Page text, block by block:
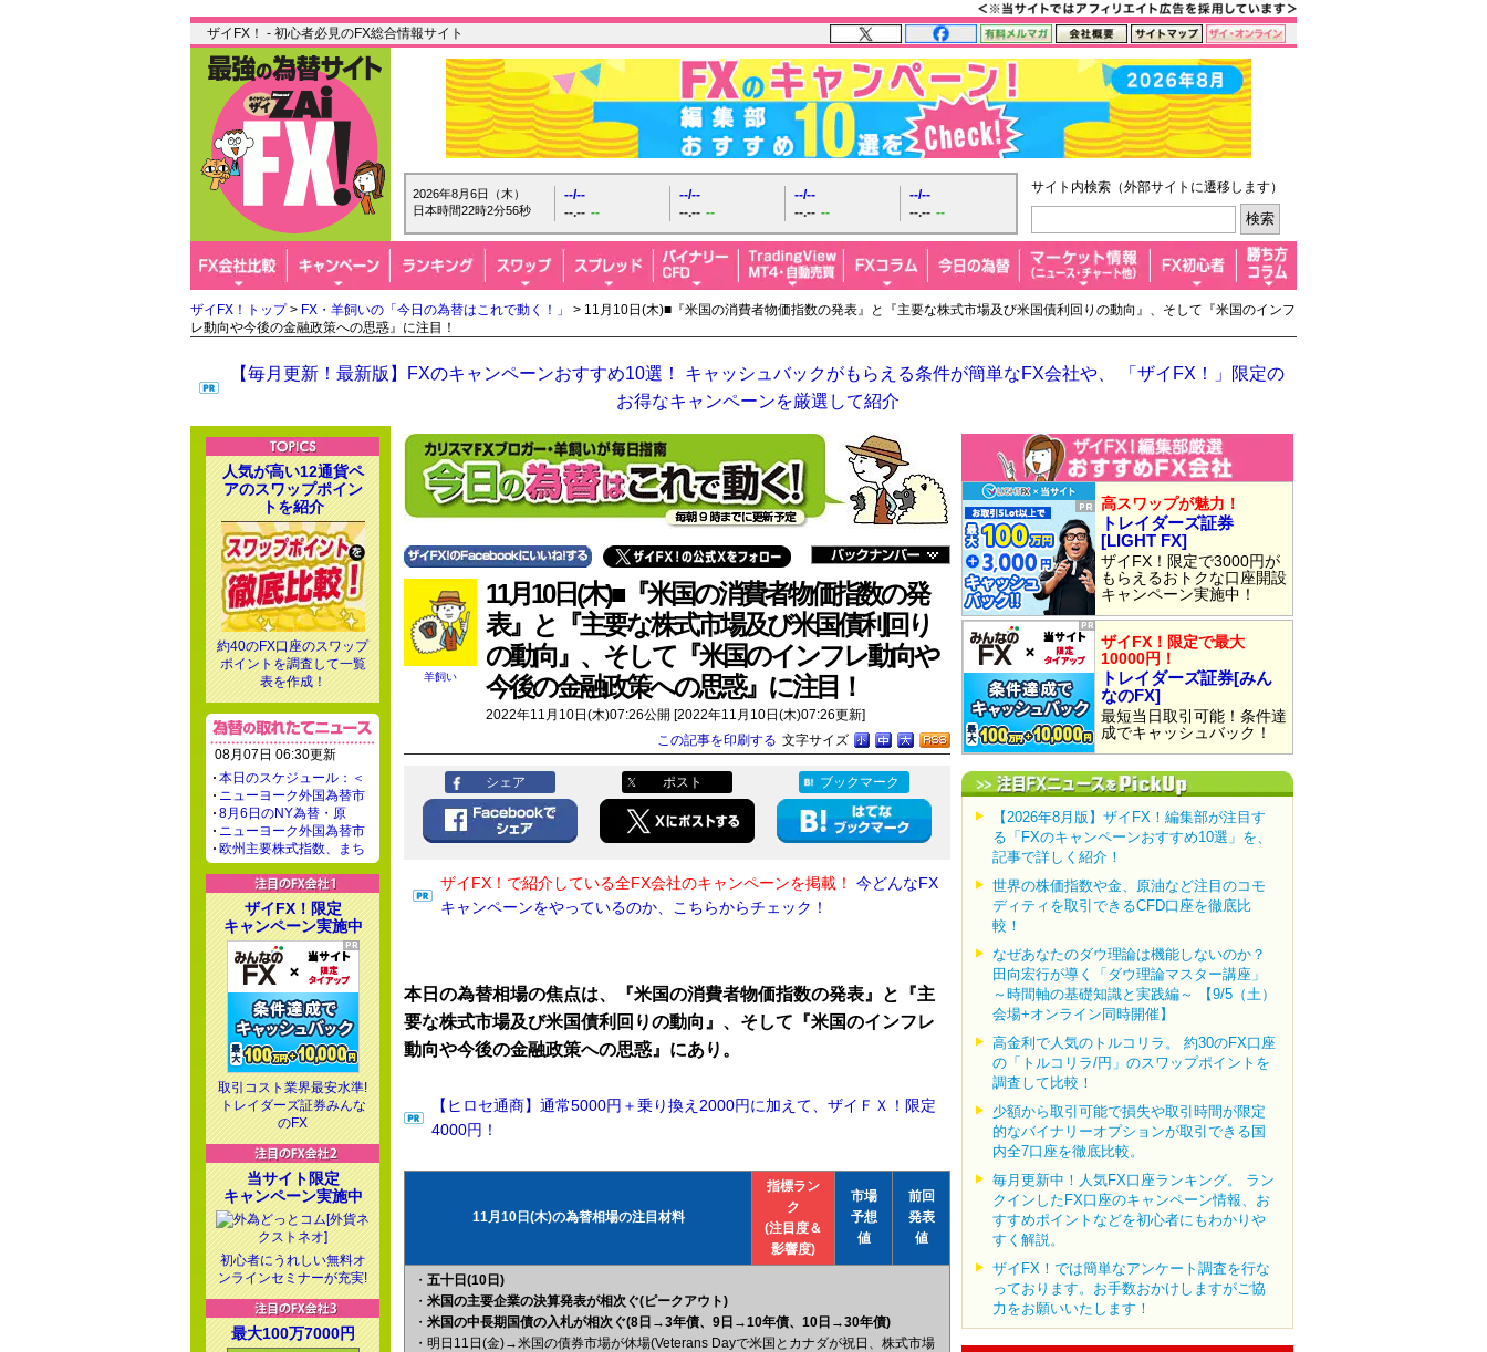
ザイFX！ - 初心者必見のFX総合情報サイト
2026年8月6日（木）
日本時間22時2分57秒
--/--
--.-- --
--/--
--.-- --
--/--
--.-- --
--/--
--.-- --
サイト内検索（外部サイトに遷移します）
ザイFX！トップ> FX・羊飼いの「今日の為替はこれで動く！」
> 11月10日(木)■『米国の消費者物価指数の発表』と『主要な株式市場及び米国債利回りの動向』、そして『米国のインフ
レ動向や今後の金融政策への思惑』に注目！
【毎月更新！最新版】FXのキャンペーンおすすめ10選！ キャッシュバックがもらえる条件が簡単なFX会社や、 「ザイFX！」限定の
お得なキャンペーンを厳選して紹介
羊飼い
11月10日(木)■『米国の消費者物価指数の発
表』と『主要な株式市場及び米国債利回り
の動向』、そして『米国のインフレ動向や
今後の金融政策への思惑』に注目！
2022年11月10日(木)07:26公開 [2022年11月10日(木)07:26更新]
文字サイズ
この記事を印刷する
シェア ポスト ブックマーク
ザイFX！で紹介している全FX会社のキャンペーンを掲載！
今どんなFX
キャンペーンをやっているのか、こちらからチェック！
本日の為替相場の焦点は、『米国の消費者物価指数の発表』と『主
要な株式市場及び米国債利回りの動向』、そして『米国のインフレ
動向や今後の金融政策への思惑』にあり。
【ヒロセ通商】通常5000円＋乗り換え2000円に加えて、ザイＦＸ！限定
4000円！
11月10日(木)の為替相場の注目材料
指標ラン
ク
(注目度＆
影響度)
市場
予想
値
前回
発表
値
・ 五十日(10日)
・ 米国の主要企業の決算発表が相次ぐ(ピークアウト)
・ 米国の中長期国債の入札が相次ぐ(8日→3年債、9日→10年債、10日→30年債)
・明日11日(金)→米国の債券市場が休場(Veterans Dayで米国とカナダが祝日、株式市場
高スワップが魅力！
トレイダーズ証券
[LIGHT FX]
ザイFX！限定で3000円が
もらえるおトクな口座開設
キャンペーン実施中！
ザイFX！限定で最大
10000円！
トレイダーズ証券[みん
なのFX]
最短当日取引可能！条件達
成でキャッシュバック！
【2026年8月版】ザイFX！編集部が注目す
る「FXのキャンペーンおすすめ10選」を、
記事で詳しく紹介！
世界の株価指数や金、原油など注目のコモ
ディティを取引できるCFD口座を徹底比
較！
なぜあなたのダウ理論は機能しないのか？
田向宏行が導く「ダウ理論マスター講座」
～時間軸の基礎知識と実践編～ 【9/5（土）
会場+オンライン同時開催】
高金利で人気のトルコリラ。 約30のFX口座
の「トルコリラ/円」のスワップポイントを
調査して比較！
少額から取引可能で損失や取引時間が限定
的なバイナリーオプションが取引できる国
内全7口座を徹底比較。
毎月更新中！人気FX口座ランキング。 ラン
クインしたFX口座のキャンペーン情報、お
すすめポイントなどを初心者にもわかりや
すく解説。
ザイFX！では簡単なアンケート調査を行な
っております。お手数おかけしますがご協
力をお願いいたします！
人気が高い12通貨ペ
アのスワップポイン
トを紹介
約40のFX口座のスワップ
ポイントを調査して一覧
表を作成！
08月07日 06:30更新
本日のスケジュール：＜
ニューヨーク外国為替市
8月6日のNY為替・原
ニューヨーク外国為替市
欧州主要株式指数、まち
ザイFX！限定
キャンペーン実施中
取引コスト業界最安水準!
トレイダーズ証券みんな
のFX
当サイト限定
キャンペーン実施中
初心者にうれしい無料オ
ンラインセミナーが充実!
最大100万7000円